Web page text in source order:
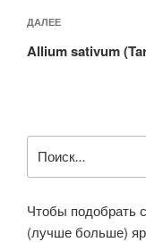
Следующая
запись
ДАЛЕЕ
Allium sativum
Чтобы подобрать
(лучше больше)